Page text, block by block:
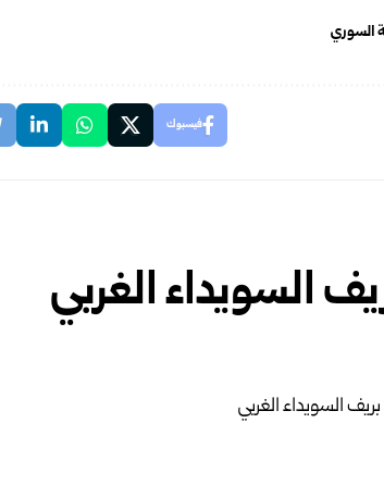
السوري
فيسبوك
السويداء الغربي